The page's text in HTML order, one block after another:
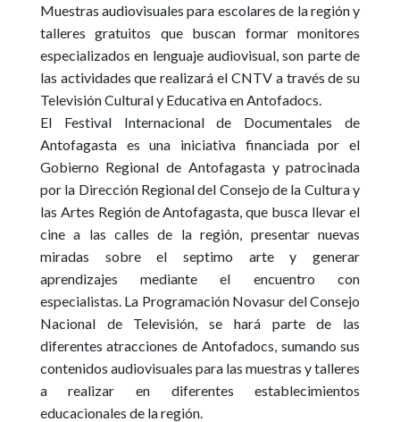
Muestras audiovisuales para escolares de la región y
talleres gratuitos que buscan formar monitores
especializados en lenguaje audiovisual, son parte de
las actividades que realizará el CNTV a través de su
Televisión Cultural y Educativa en Antofadocs.
El Festival Internacional de Documentales de
Antofagastaes una iniciativa financiada por el
Gobierno Regional de Antofagasta y patrocinada
por la Dirección Regional del Consejo de la Cultura y
las Artes Región de Antofagasta, que busca llevar el
cine a las calles de la región, presentar nuevas
miradas sobre el septimo arte y generar
aprendizajes mediante el encuentro con
especialistas. La Programación Novasur del Consejo
Nacional de Televisión, se hará parte de las
diferentes atracciones de Antofadocs, sumando sus
contenidos audiovisuales para las muestras y talleres
a realizar en diferentes establecimientos
educacionales de la región.